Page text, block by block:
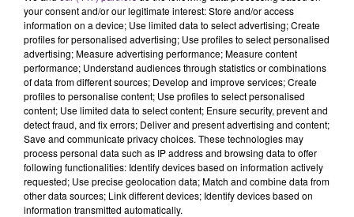
Une fête est donc organisée et vous êtes tous
conviés !
TITRES DIFFUSÉS
13h08
13h08 13h04
13h04
your consent and/or our legitimate interest: Store and/or access
information on a device; Use limited data to select advertising; Create
profiles for personalised advertising; Use profiles to select personalised
advertising; Measure advertising performance; Measure content
performance; Understand audiences through statistics or combinations
of data from different sources; Develop and improve services; Create
profiles to personalise content; Use profiles to select personalised
content; Use limited data to select content; Ensure security, prevent and
detect fraud, and fix errors; Deliver and present advertising and content;
Save and communicate privacy choices. These technologies may
process personal data such as IP address and browsing data to offer
following functionalities: Identify devices based on information actively
requested; Use precise geolocation data; Match and combine data from
other data sources; Link different devices; Identify devices based on
information transmitted automatically.